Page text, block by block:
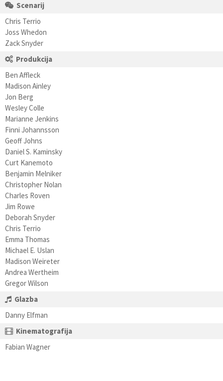
Scenarij
Chris Terrio
Joss Whedon
Zack Snyder
Produkcija
Ben Affleck
Madison Ainley
Jon Berg
Wesley Colle
Marianne Jenkins
Finni Johannsson
Geoff Johns
Daniel S. Kaminsky
Curt Kanemoto
Benjamin Melniker
Christopher Nolan
Charles Roven
Jim Rowe
Deborah Snyder
Chris Terrio
Emma Thomas
Michael E. Uslan
Madison Weireter
Andrea Wertheim
Gregor Wilson
Glazba
Danny Elfman
Kinematografija
Fabian Wagner